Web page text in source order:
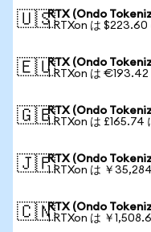
🇺🇸RTX (Ondo
1 RTXon は $223.60
🇪🇺RTX (Ondo
1 RTXon は €193.42
🇬🇧RTX (Ondo
1 RTXon は £165.74
🇯🇵RTX (Ondo
1 RTXon は ￥
🇨🇳RTX (Ondo
1 RTXon は ￥